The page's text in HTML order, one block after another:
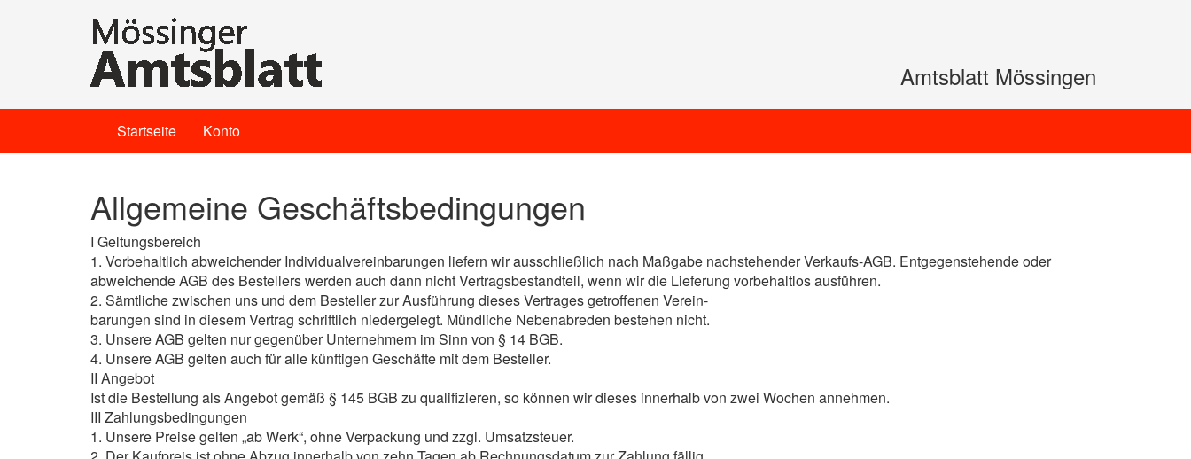
Amtsblatt Mössingen
Startseite Konto
Allgemeine Geschäftsbedingungen
I Geltungsbereich
1. Vorbehaltlich abweichender Individualvereinbarungen liefern wir ausschließlich nach Maßgabe nachstehender Verkaufs-AGB. Entgegenstehende oder
abweichende AGB des Bestellers werden auch dann nicht Vertragsbestandteil, wenn wir die Lieferung vorbehaltlos ausführen.
2. Sämtliche zwischen uns und dem Besteller zur Ausführung dieses Vertrages getroffenen Verein-
barungen sind in diesem Vertrag schriftlich niedergelegt. Mündliche Nebenabreden bestehen nicht.
3. Unsere AGB gelten nur gegenüber Unternehmern im Sinn von § 14 BGB.
4. Unsere AGB gelten auch für alle künftigen Geschäfte mit dem Besteller.
II Angebot
Ist die Bestellung als Angebot gemäß § 145 BGB zu qualifizieren, so können wir dieses innerhalb von zwei Wochen annehmen.
III Zahlungsbedingungen
1. Unsere Preise gelten „ab Werk“, ohne Verpackung und zzgl. Umsatzsteuer.